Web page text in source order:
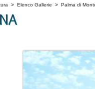
> Elenco Gallerie > Palma di